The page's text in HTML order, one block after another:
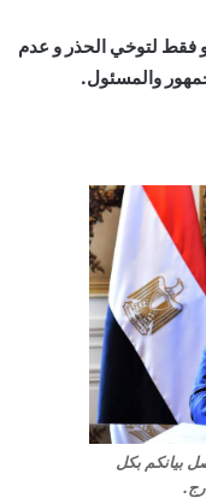
فقط لتوخي الحذر و عدم
والمسئول.
بيانكم بكل